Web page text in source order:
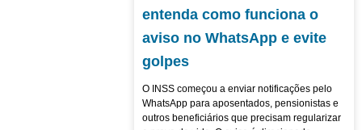
entenda como funciona o
aviso no WhatsApp e evite
golpes
O INSS começou a enviar notificações pelo
WhatsApp para aposentados, pensionistas e
outros beneficiários que precisam regularizar